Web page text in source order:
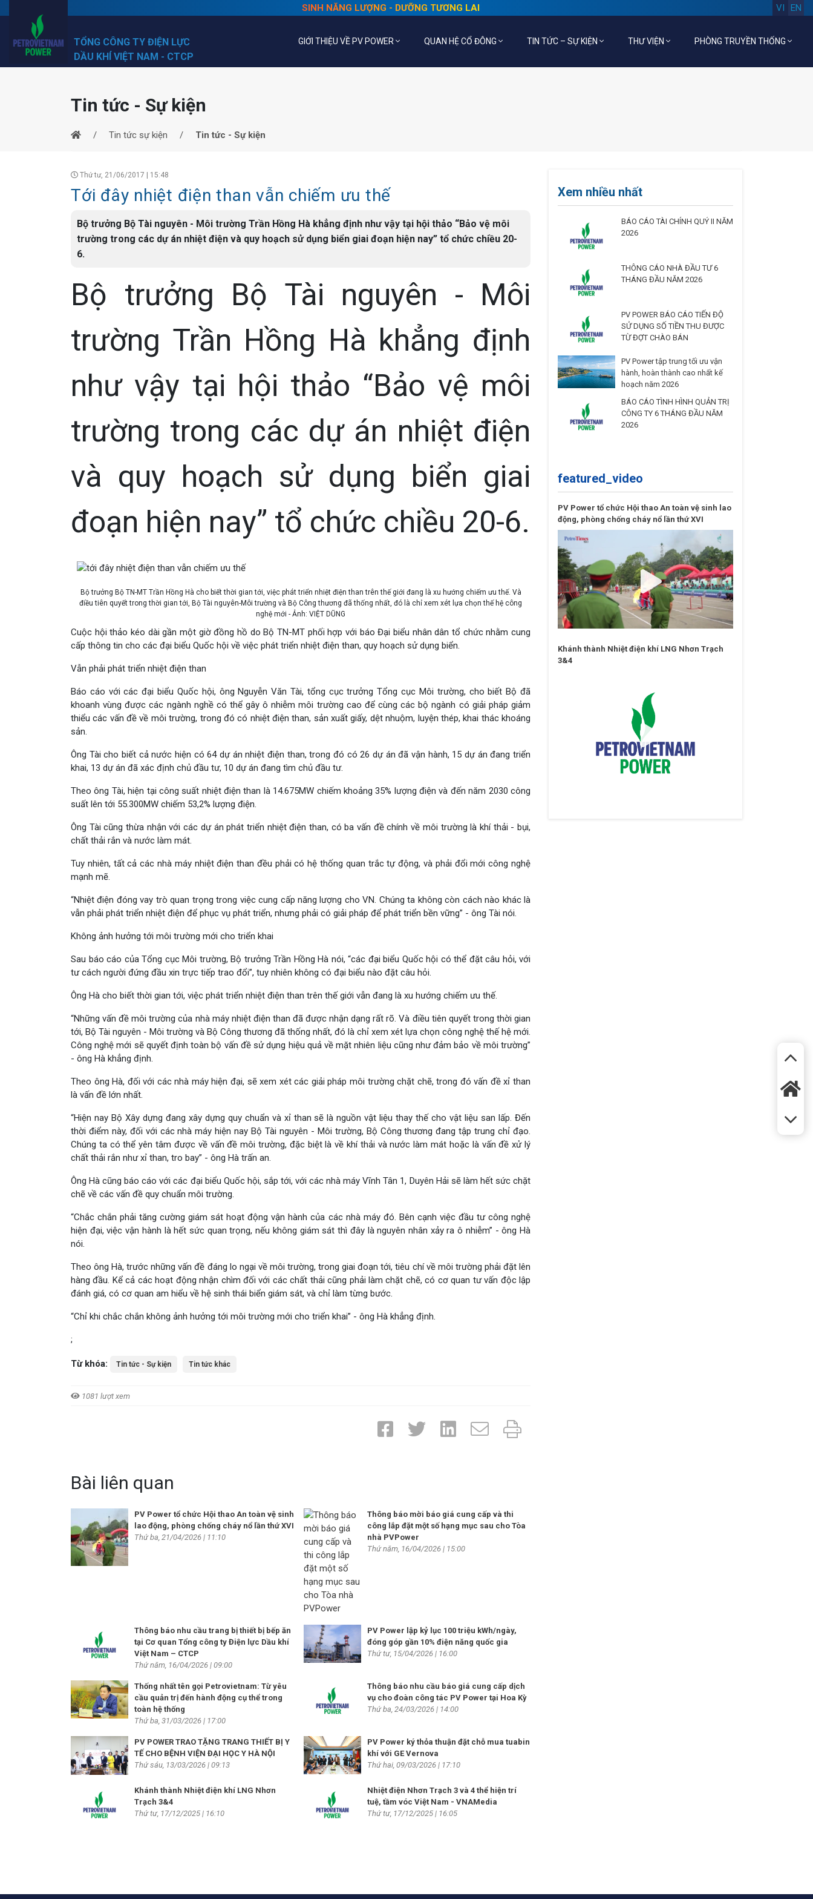
SINH NĂNG LƯỢNG - DƯỠNG TƯƠNG LAI EN
VI
TỔNG CÔNG TY ĐIỆN LỰC
DẦU KHÍ VIỆT NAM - CTCP
GIỚI THIỆU VỀ PV POWER QUAN HỆ CỔ ĐÔNG TIN TỨC – SỰ KIỆN THƯ VIỆN PHÒNG TRUYỀN THỐNG
Tin tức - Sự kiện
Tin tức sự kiện Tin tức - Sự kiện
Thứ tư, 21/06/2017 | 15:48
Tới đây nhiệt điện than vẫn chiếm ưu thế
Bộ trưởng Bộ Tài nguyên - Môi trường Trần Hồng Hà khẳng định như vậy tại hội thảo “Bảo vệ môi
trường trong các dự án nhiệt điện và quy hoạch sử dụng biển giai đoạn hiện nay” tổ chức chiều 20-
6.
Bộ trưởng Bộ Tài nguyên - Môi
trường Trần Hồng Hà khẳng định
như vậy tại hội thảo “Bảo vệ môi
trường trong các dự án nhiệt điện
và quy hoạch sử dụng biển giai
đoạn hiện nay” tổ chức chiều 20-6.
Bộ trưởng Bộ TN-MT Trần Hồng Hà cho biết thời gian tới, việc phát triển nhiệt điện than trên thế giới đang là xu hướng chiếm ưu thế. Và
điều tiên quyết trong thời gian tới, Bộ Tài nguyên-Môi trường và Bộ Công thương đã thống nhất, đó là chỉ xem xét lựa chọn thế hệ công
nghệ mới - Ảnh: VIỆT DŨNG
Cuộc hội thảo kéo dài gần một giờ đồng hồ do Bộ TN-MT phối hợp với báo Đại biểu nhân dân tổ chức nhằm cung
cấp thông tin cho các đại biểu Quốc hội về việc phát triển nhiệt điện than, quy hoạch sử dụng biển.
Vẫn phải phát triển nhiệt điện than
Báo cáo với các đại biểu Quốc hội, ông Nguyễn Văn Tài, tổng cục trưởng Tổng cục Môi trường, cho biết Bộ đã
khoanh vùng được các ngành nghề có thể gây ô nhiễm môi trường cao để cùng các bộ ngành có giải pháp giảm
thiểu các vấn đề về môi trường, trong đó có nhiệt điện than, sản xuất giấy, dệt nhuộm, luyện thép, khai thác khoáng
sản.
Ông Tài cho biết cả nước hiện có 64 dự án nhiệt điện than, trong đó có 26 dự án đã vận hành, 15 dự án đang triển
khai, 13 dự án đã xác định chủ đầu tư, 10 dự án đang tìm chủ đầu tư.
Theo ông Tài, hiện tại công suất nhiệt điện than là 14.675MW chiếm khoảng 35% lượng điện và đến năm 2030 công
suất lên tới 55.300MW chiếm 53,2% lượng điện.
Ông Tài cũng thừa nhận với các dự án phát triển nhiệt điện than, có ba vấn đề chính về môi trường là khí thải - bụi,
chất thải rắn và nước làm mát.
Tuy nhiên, tất cả các nhà máy nhiệt điện than đều phải có hệ thống quan trắc tự động, và phải đổi mới công nghệ
mạnh mẽ.
“Nhiệt điện đóng vay trò quan trọng trong việc cung cấp năng lượng cho VN. Chúng ta không còn cách nào khác là
vẫn phải phát triển nhiệt điện để phục vụ phát triển, nhưng phải có giải pháp để phát triển bền vững” - ông Tài nói.
Không ảnh hưởng tới môi trường mới cho triển khai
Sau báo cáo của Tổng cục Môi trường, Bộ trưởng Trần Hồng Hà nói, “các đại biểu Quốc hội có thể đặt câu hỏi, với
tư cách người đứng đầu xin trực tiếp trao đổi”, tuy nhiên không có đại biểu nào đặt câu hỏi.
Ông Hà cho biết thời gian tới, việc phát triển nhiệt điện than trên thế giới vẫn đang là xu hướng chiếm ưu thế.
“Những vấn đề môi trường của nhà máy nhiệt điện than đã được nhận dạng rất rõ. Và điều tiên quyết trong thời gian
tới, Bộ Tài nguyên - Môi trường và Bộ Công thương đã thống nhất, đó là chỉ xem xét lựa chọn công nghệ thế hệ mới.
Công nghệ mới sẽ quyết định toàn bộ vấn đề sử dụng hiệu quả về mặt nhiên liệu cũng như đảm bảo về môi trường”
- ông Hà khẳng định.
Theo ông Hà, đối với các nhà máy hiện đại, sẽ xem xét các giải pháp môi trường chặt chẽ, trong đó vấn đề xỉ than
là vấn đề lớn nhất.
“Hiện nay Bộ Xây dựng đang xây dựng quy chuẩn và xỉ than sẽ là nguồn vật liệu thay thế cho vật liệu san lấp. Đến
thời điểm này, đối với các nhà máy hiện nay Bộ Tài nguyên - Môi trường, Bộ Công thương đang tập trung chỉ đạo.
Chúng ta có thể yên tâm được về vấn đề môi trường, đặc biệt là về khí thải và nước làm mát hoặc là vấn đề xử lý
chất thải rắn như xỉ than, tro bay” - ông Hà trấn an.
Ông Hà cũng báo cáo với các đại biểu Quốc hội, sắp tới, với các nhà máy Vĩnh Tân 1, Duyên Hải sẽ làm hết sức chặt
chẽ về các vấn đề quy chuẩn môi trường.
“Chắc chắn phải tăng cường giám sát hoạt động vận hành của các nhà máy đó. Bên cạnh việc đầu tư công nghệ
hiện đại, việc vận hành là hết sức quan trọng, nếu không giám sát thì đây là nguyên nhân xảy ra ô nhiễm” - ông Hà
nói.
Theo ông Hà, trước những vấn đề đáng lo ngại về môi trường, trong giai đoạn tới, tiêu chí về môi trường phải đặt lên
hàng đầu. Kể cả các hoạt động nhận chìm đối với các chất thải cũng phải làm chặt chẽ, có cơ quan tư vấn độc lập
đánh giá, có cơ quan am hiểu về hệ sinh thái biển giám sát, và chỉ làm từng bước.
“Chỉ khi chắc chắn không ảnh hưởng tới môi trường mới cho triển khai” - ông Hà khẳng định.
;
Từ khóa: Tin tức - Sự kiện Tin tức khác
1081 lượt xem
Bài liên quan
PV Power tổ chức Hội thao An toàn vệ sinh
lao động, phòng chống cháy nổ lần thứ XVI
Thứ ba, 21/04/2026 | 11:10
Thông báo mời báo giá cung cấp và thi
công lắp đặt một số hạng mục sau cho Tòa
nhà PVPower
Thứ năm, 16/04/2026 | 15:00
Thông báo nhu cầu trang bị thiết bị bếp ăn
tại Cơ quan Tổng công ty Điện lực Dầu khí
Việt Nam – CTCP
Thứ năm, 16/04/2026 | 09:00
PV Power lập kỷ lục 100 triệu kWh/ngày,
đóng góp gần 10% điện năng quốc gia
Thứ tư, 15/04/2026 | 16:00
Thống nhất tên gọi Petrovietnam: Từ yêu
cầu quản trị đến hành động cụ thể trong
toàn hệ thống
Thứ ba, 31/03/2026 | 17:00
Thông báo nhu cầu báo giá cung cấp dịch
vụ cho đoàn công tác PV Power tại Hoa Kỳ
Thứ ba, 24/03/2026 | 14:00
PV POWER TRAO TẶNG TRANG THIẾT BỊ Y
TẾ CHO BỆNH VIỆN ĐẠI HỌC Y HÀ NỘI
Thứ sáu, 13/03/2026 | 09:13
PV Power ký thỏa thuận đặt chỗ mua tuabin
khí với GE Vernova
Thứ hai, 09/03/2026 | 17:10
Khánh thành Nhiệt điện khí LNG Nhơn
Trạch 3&4
Thứ tư, 17/12/2025 | 16:10
Nhiệt điện Nhơn Trạch 3 và 4 thể hiện trí
tuệ, tầm vóc Việt Nam - VNAMedia
Thứ tư, 17/12/2025 | 16:05
Xem nhiều nhất
BÁO CÁO TÀI CHÍNH QUÝ II NĂM
2026
THÔNG CÁO NHÀ ĐẦU TƯ 6
THÁNG ĐẦU NĂM 2026
PV POWER BÁO CÁO TIẾN ĐỘ
SỬ DỤNG SỐ TIỀN THU ĐƯỢC
TỪ ĐỢT CHÀO BÁN
PV Power tập trung tối ưu vận
hành, hoàn thành cao nhất kế
hoạch năm 2026
BÁO CÁO TÌNH HÌNH QUẢN TRỊ
CÔNG TY 6 THÁNG ĐẦU NĂM
2026
featured_video
PV Power tổ chức Hội thao An toàn vệ sinh lao
động, phòng chống cháy nổ lần thứ XVI
Khánh thành Nhiệt điện khí LNG Nhơn Trạch
3&4